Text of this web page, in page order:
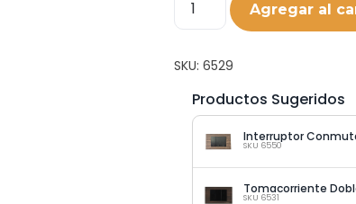
Agregar al
SKU:6529
Productos Sugeridos
SKU 6550
Tomacorriente
SKU 6531